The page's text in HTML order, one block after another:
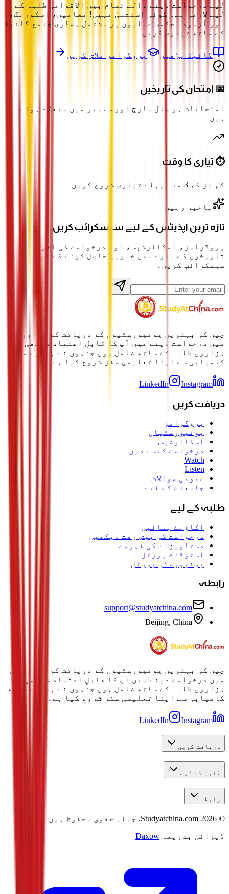
لیے درخواست دینے والے تمام بین الاقوامی طلبہ کے
لیے لازمی ہے۔ کوئی استثنیٰ نہیں! مضامین، اسکورنگ،
اور آزمودہ حکمتِ عملیوں پر مشتمل ہماری جامع گائیڈ
کے ساتھ تیاری کریں۔
گائیڈ پڑھیں پروگرامز تلاش کریں
📅 امتحان کی تاریخیں
امتحانات ہر سال مارچ اور ستمبر میں منعقد ہوتے
ہیں
⏱️ تیاری کا وقت
کم از کم 3 ماہ پہلے تیاری شروع کریں
باخبر رہیں
تازہ ترین اپڈیٹس کے لیے سبسکرائب کریں
پروگرامز، اسکالرشپس، اور درخواست کی آخری
تاریخوں کے بارے میں خبریں حاصل کرنے کے لیے
سبسکرائب کریں۔
چین کی بہترین یونیورسٹیوں کو دریافت کرنے اور ان
میں درخواست دینے میں آپ کا قابلِ اعتماد ساتھی۔
ہزاروں طلبہ کے ساتھ شامل ہوں جنہوں نے ہمارے ساتھ
کامیابی سے اپنا تعلیمی سفر شروع کیا ہے۔
LinkedIn Instagram
دریافت کریں
پروگرامز
یونیورسٹیاں
اسکالرشپس
درخواست کیسے دیں
Watch
Listen
عمومی سوالات
جامعات کے لیے
طلبہ کے لیے
اکاؤنٹ بنائیں
درخواست کی پیش رفت دیکھیں
دستاویزات کی فہرست
اسٹوڈنٹ پورٹل
یونیورسٹی پورٹل
رابطہ
support@studyatchina.com
Beijing, China
چین کی بہترین یونیورسٹیوں کو دریافت کرنے اور ان
میں درخواست دینے میں آپ کا قابلِ اعتماد ساتھی۔
ہزاروں طلبہ کے ساتھ شامل ہوں جنہوں نے ہمارے ساتھ
کامیابی سے اپنا تعلیمی سفر شروع کیا ہے۔
LinkedIn Instagram
دریافت کریں
طلبہ کے لیے
رابطہ
©
2026
جملہ حقوق محفوظ ہیں۔
ڈیزائن بذریعہ
Daxow